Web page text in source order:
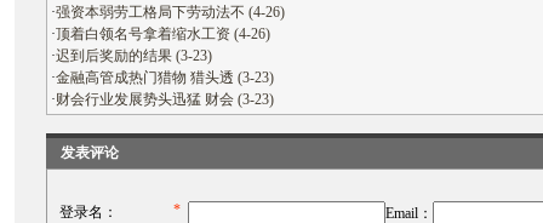
·强资本弱劳工格局下劳动法不 (4-26)
·顶着白领名号拿着缩水工资 (4-26)
·迟到后奖励的结果 (3-23)
·金融高管成热门猎物 猎头透 (3-23)
·财会行业发展势头迅猛 财会 (3-23)
发表评论
登录名： *
Email：